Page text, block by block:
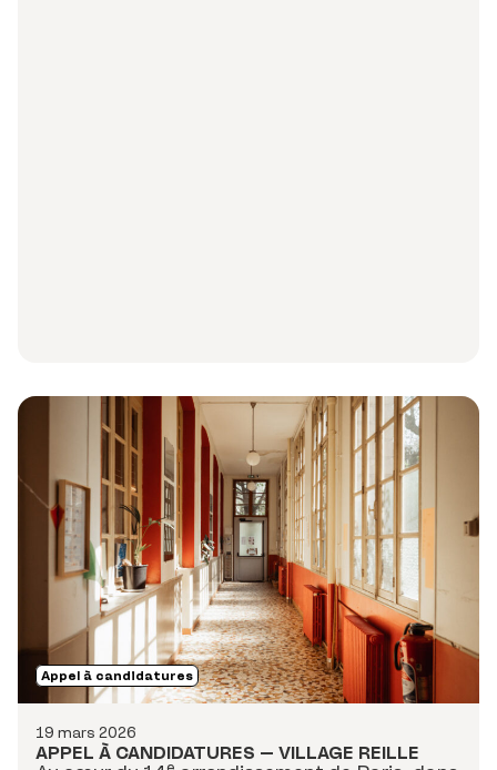
19 mars 2026
Appel à candidatures
APPEL À CANDIDATURES – VILLAGE REILLE